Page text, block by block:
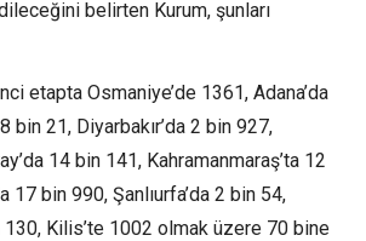
belirten Kurum, şunları
etapta Osmaniye’de 1361, Adana’da
bin 21, Diyarbakır’da 2 bin 927,
14 bin 141, Kahramanmaraş’ta 12
17 bin 990, Şanlıurfa’da 2 bin 54,
130, Kilis’te 1002 olmak üzere 70 bine